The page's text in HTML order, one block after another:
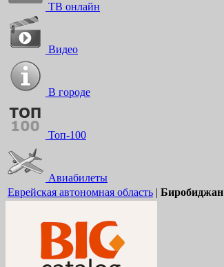
ТВ онлайн
Видео
В городе
Топ-100
Авиабилеты
Еврейская автономная область | Биробиджан